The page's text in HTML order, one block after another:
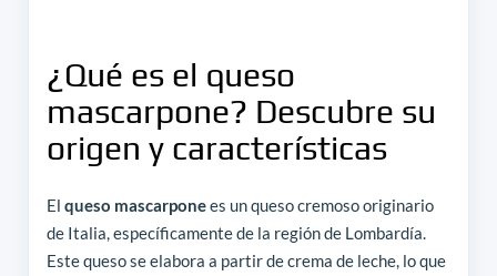
¿Qué es el queso
mascarpone? Descubre su
origen y características
El queso mascarponees un queso cremoso originario
de Italia, específicamente de la región de Lombardía.
Este queso se elabora a partir de crema de leche, lo que